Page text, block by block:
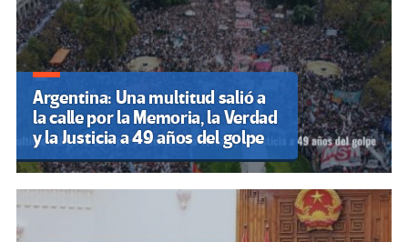
Argentina: Una multitud salió a
la calle por la Memoria, la Verdad
y la Justicia a 49 años del golpe